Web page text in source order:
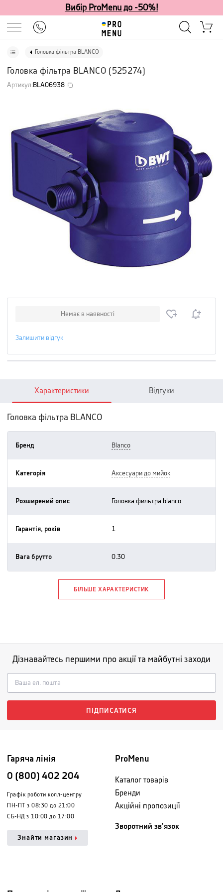
Вибір ProMenu до -50%!
Головка фільтра BLANCO
Головка фільтра BLANCO (525274)
Артикул:BLA06938
Немає в наявності
Залишити відгук
Характеристики Відгуки
Головка фільтра BLANCO
Бренд blanco
Категорія аксесуари до мийок
Розширений опис головка фильтра blanco
Гарантія, років 1
Вага брутто 0.30
БІЛЬШЕ ХАРАКТЕРИСТИК
Дізнавайтесь першими про акції та майбутні заходи
ПІДПИСАТИСЯ
Гаряча лінія
0 (800) 402 204
Графік роботи колл-центру
ПН-ПТ з 08:30 до 21:00
СБ-НД з 10:00 до 17:00
Знайти магазин
ProMenu
Каталог товарів
Бренди
Акційні пропозиції
Зворотний зв'язок